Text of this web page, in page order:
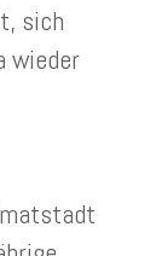
sich
wieder